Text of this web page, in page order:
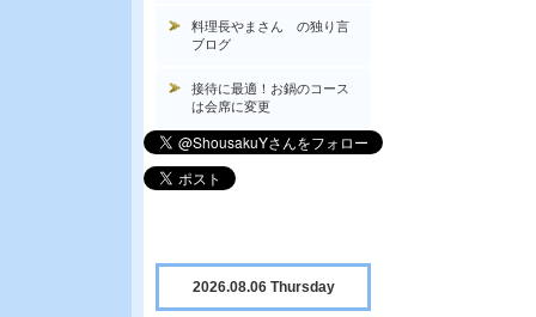
料理長やまさん の独り言
ブログ
接待に最適！お鍋のコース
は会席に変更
2026.08.06 Thursday